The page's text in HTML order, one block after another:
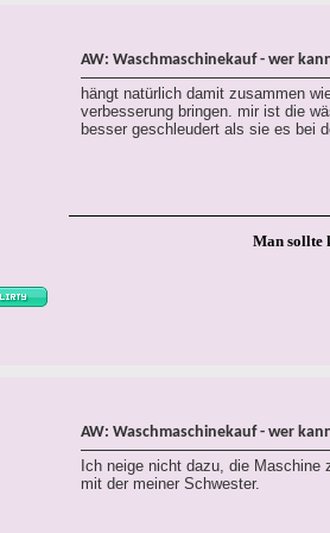
AW: Waschmaschinekauf - wer
hängt natürlich damit zusammen
verbesserung bringen. mir ist die
besser geschleudert als sie es bei
Man sollte
AW: Waschmaschinekauf - wer
Ich neige nicht dazu, die
mit der meiner Schwester.